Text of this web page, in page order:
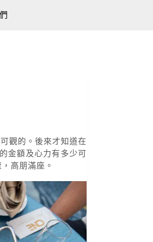
觀的。後來才知道在
金額及心力有多少可
高朋滿座。